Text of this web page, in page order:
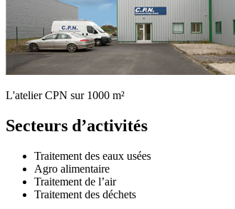
L'atelier CPN sur 1000 m²
Secteurs d’activités
Traitement des eaux usées
Agro alimentaire
Traitement de l’air
Traitement des déchets